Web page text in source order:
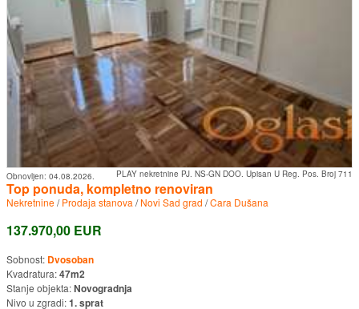
PLAY nekretnine PJ. NS-GN DOO. Upisan U Reg. Pos. Broj 711
Obnovljen: 04.08.2026.
Top ponuda, kompletno renoviran
Nekretnine/Prodaja stanova/Novi Sad grad /Cara Dušana
137.970,00 EUR
Sobnost: Dvosoban
Kvadratura:47m2
Stanje objekta:Novogradnja
Nivo u zgradi:1. sprat